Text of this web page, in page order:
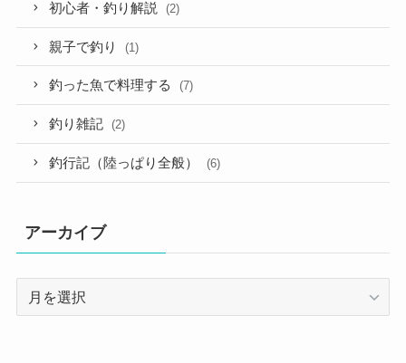
初心者・釣り解説 (2)
親子で釣り (1)
釣った魚で料理する (7)
釣り雑記 (2)
釣行記（陸っぱり全般） (6)
アーカイブ